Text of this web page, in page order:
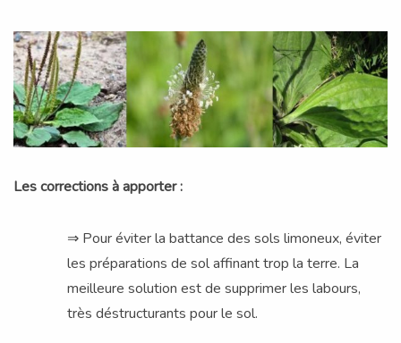
Les corrections à apporter :
⇒ Pour éviter la battance des sols limoneux, éviter
les préparations de sol affinant trop la terre. La
meilleure solution est de supprimer les labours,
très déstructurants pour le sol.